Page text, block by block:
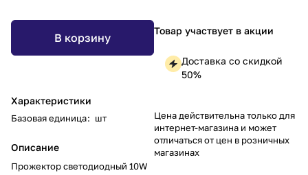
В корзину
Характеристики
Базовая единица: шт
Описание
Прожектор светодиодный 10W
Товар участвует в акции
Доставка со скидкой
50%
Цена действительна только для
интернет-магазина и может
отличаться от цен в розничных
магазинах